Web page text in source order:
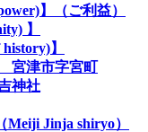
】（ご利益）
】
】
宮津市字宮町
神社
Meiji Jinja shiryo）